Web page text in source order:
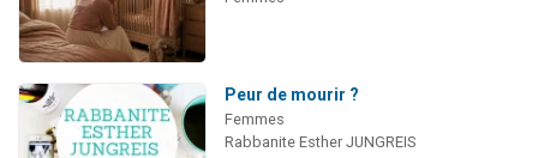
Peur de mourir ?
Femmes
Rabbanite Esther JUNGREIS